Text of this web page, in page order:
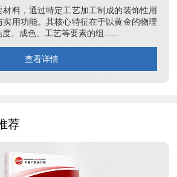
料，通过特定工艺加工制成的装饰性用
用功能。其核心特征在于以黄金的物理
、成色、工艺等要素的组......
查看详情
荐